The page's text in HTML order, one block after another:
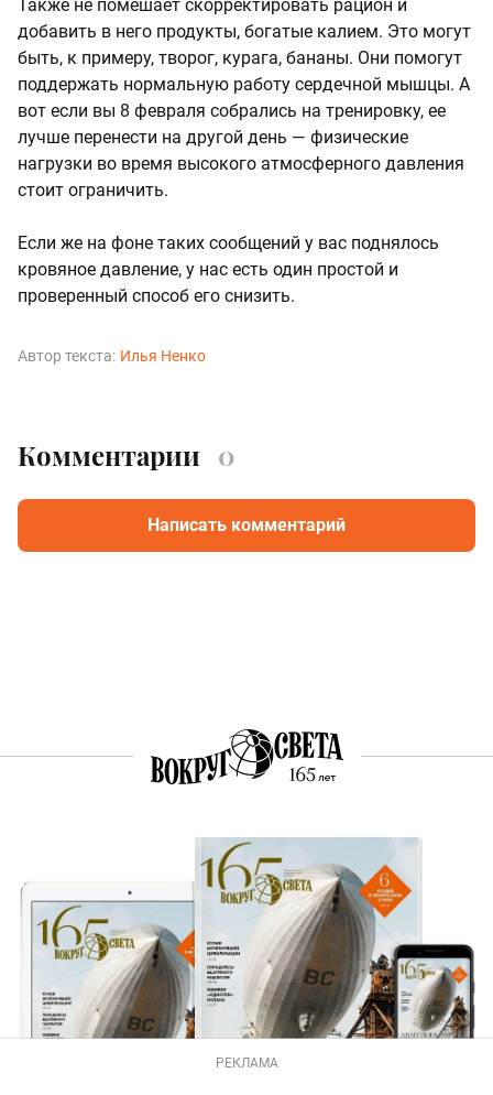
Также не помешает скорректировать рацион и
добавить в него продукты, богатые калием. Это могут
быть, к примеру, творог, курага, бананы. Они помогут
поддержать нормальную работу сердечной мышцы. А
вот если вы 8 февраля собрались на тренировку, ее
лучше перенести на другой день — физические
нагрузки во время высокого атмосферного давления
стоит ограничить.
Если же на фоне таких сообщений у вас поднялось
кровяное давление, у нас есть один простой и
проверенный способ его снизить.
Автор текста: Илья Ненко
Комментарии 0
Написать комментарий
РЕКЛАМА